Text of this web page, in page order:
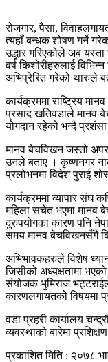
रोजगार, पैसा,
त्यहाँ बन्धक शोषण गर्ने
उद्धार गरिएकोले अब
वर्ष किशोरीहरुलाई
अभिप्रेरित गरेको थारुले
कार्यक्रममा राष्ट्रिय
प्रसाद खतिवडाले मानव
योगदान रहेको भन्दै
मानव बेचविखन जस्तो
उनले बताए । कृष्णनगर
प्रलोभनमा विदेश पुराई
कार्यक्रममा व्यापार संघ
महिला सचेत भएमा मानव
दुरुपयोगका कारण पनि
समय मानव बेचविखनसँगै
अभिभावकहरुले विशेष
जिसीको अध्यक्षतामा
संयोजक भुमिराज
कारणलगायतको विषयमा
वडा प्रहरी कार्यालय
व्यवस्थाको बारेमा
प्रकाशित मिति : २०७८